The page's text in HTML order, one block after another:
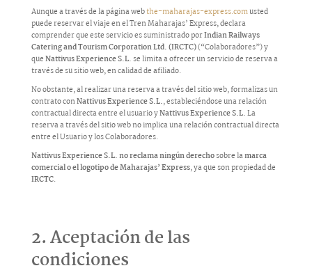
Aunque a través de la página webthe-maharajas-express.comusted
puede reservar el viaje en el Tren Maharajas’ Express, declara
comprender que este servicio es suministrado porIndian Railways
Catering and Tourism Corporation Ltd. (IRCTC)(“Colaboradores”) y
queNattivus Experience S.L.se limita a ofrecer un servicio de reserva a
través de su sitio web, en calidad de afiliado.
No obstante, al realizar una reserva a través del sitio web, formalizas un
contrato conNattivus Experience S.L., estableciéndose una relación
contractual directa entre el usuario yNattivus Experience S.L.La
reserva a través del sitio web no implica una relación contractual directa
entre el Usuario y los Colaboradores.
Nattivus Experience S.L.no reclama ningún derechosobre lamarca
comercial o el logotipo de Maharajas’ Express, ya que son propiedad de
IRCTC.
2. Aceptación de las
condiciones